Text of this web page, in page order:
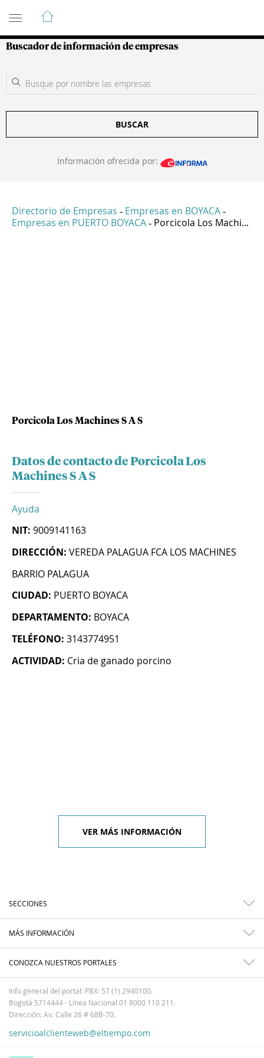
Guía de Empresas Colombianas
Buscador de información de empresas
BUSCAR
Información ofrecida por:
Directorio de Empresas - Empresas en BOYACA -
Empresas en PUERTO BOYACA - Porcicola Los Machi...
Porcicola Los Machines S A S
Datos de contacto de Porcicola Los
Machines S A S
Ayuda
NIT: 9009141163
DIRECCIÓN: VEREDA PALAGUA FCA LOS MACHINES
BARRIO PALAGUA
CIUDAD: PUERTO BOYACA
DEPARTAMENTO: BOYACA
TELÉFONO: 3143774951
ACTIVIDAD: Cria de ganado porcino
VER MÁS INFORMACIÓN
SECCIONES
MÁS INFORMACIÓN
CONOZCA NUESTROS PORTALES
Info general del portal: PBX: 57 (1) 2940100.
Bogotá 5714444 - Línea Nacional 01 8000 110 211.
Dirección: Av. Calle 26 # 68B-70.
servicioalclienteweb@eltiempo.com